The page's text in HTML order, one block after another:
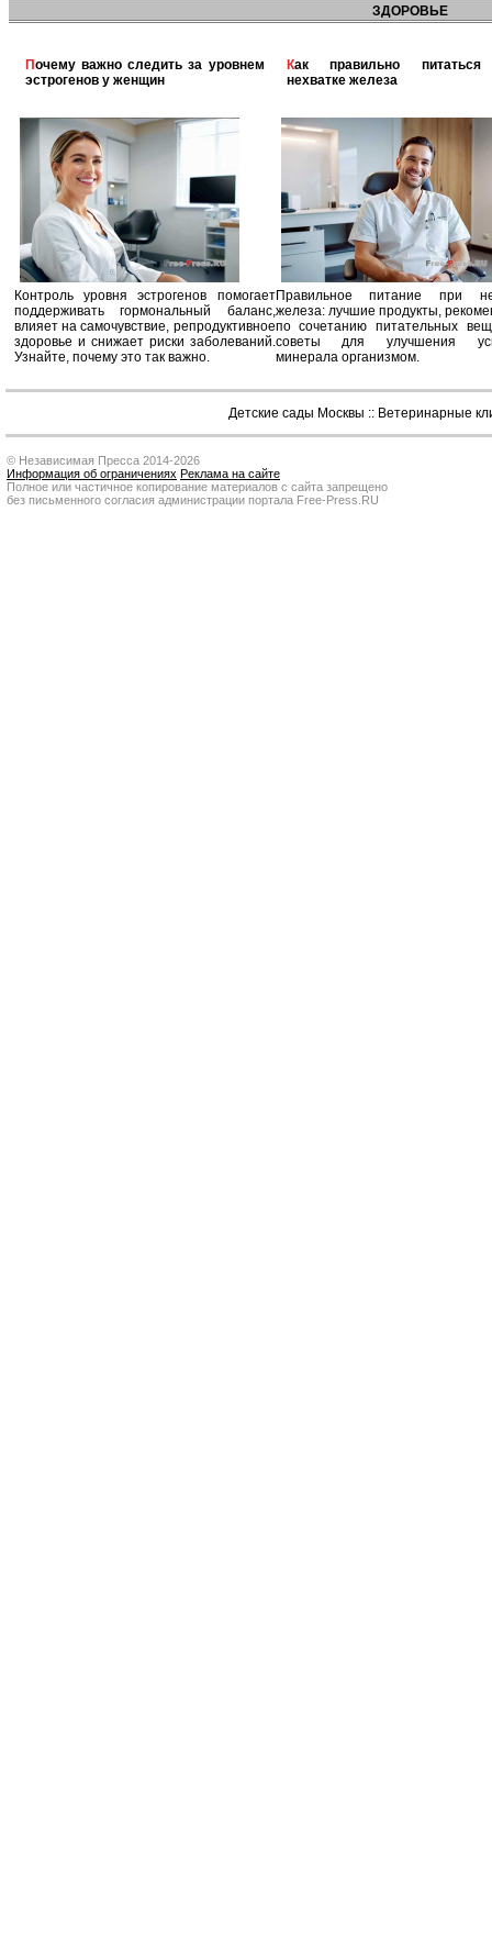
ЗДОРОВЬЕ
Почему важно следить за уровнем
эстрогенов у женщин
Контроль уровня эстрогенов помогает
поддерживать гормональный баланс,
влияет на самочувствие, репродуктивное
здоровье и снижает риски заболеваний.
Узнайте, почему это так важно.
Как правильно питаться при
нехватке железа
Правильное питание при
железа: лучшие продукты,
по сочетанию питательных
советы для улучшения
минерала организмом.
Детские сады Москвы :: Ветеринарные
© Независимая Пресса 2014-2026
Информация об ограничениях Реклама на сайте
Полное или частичное копирование материалов с сайта запрещено
без письменного согласия администрации портала Free-Press.RU